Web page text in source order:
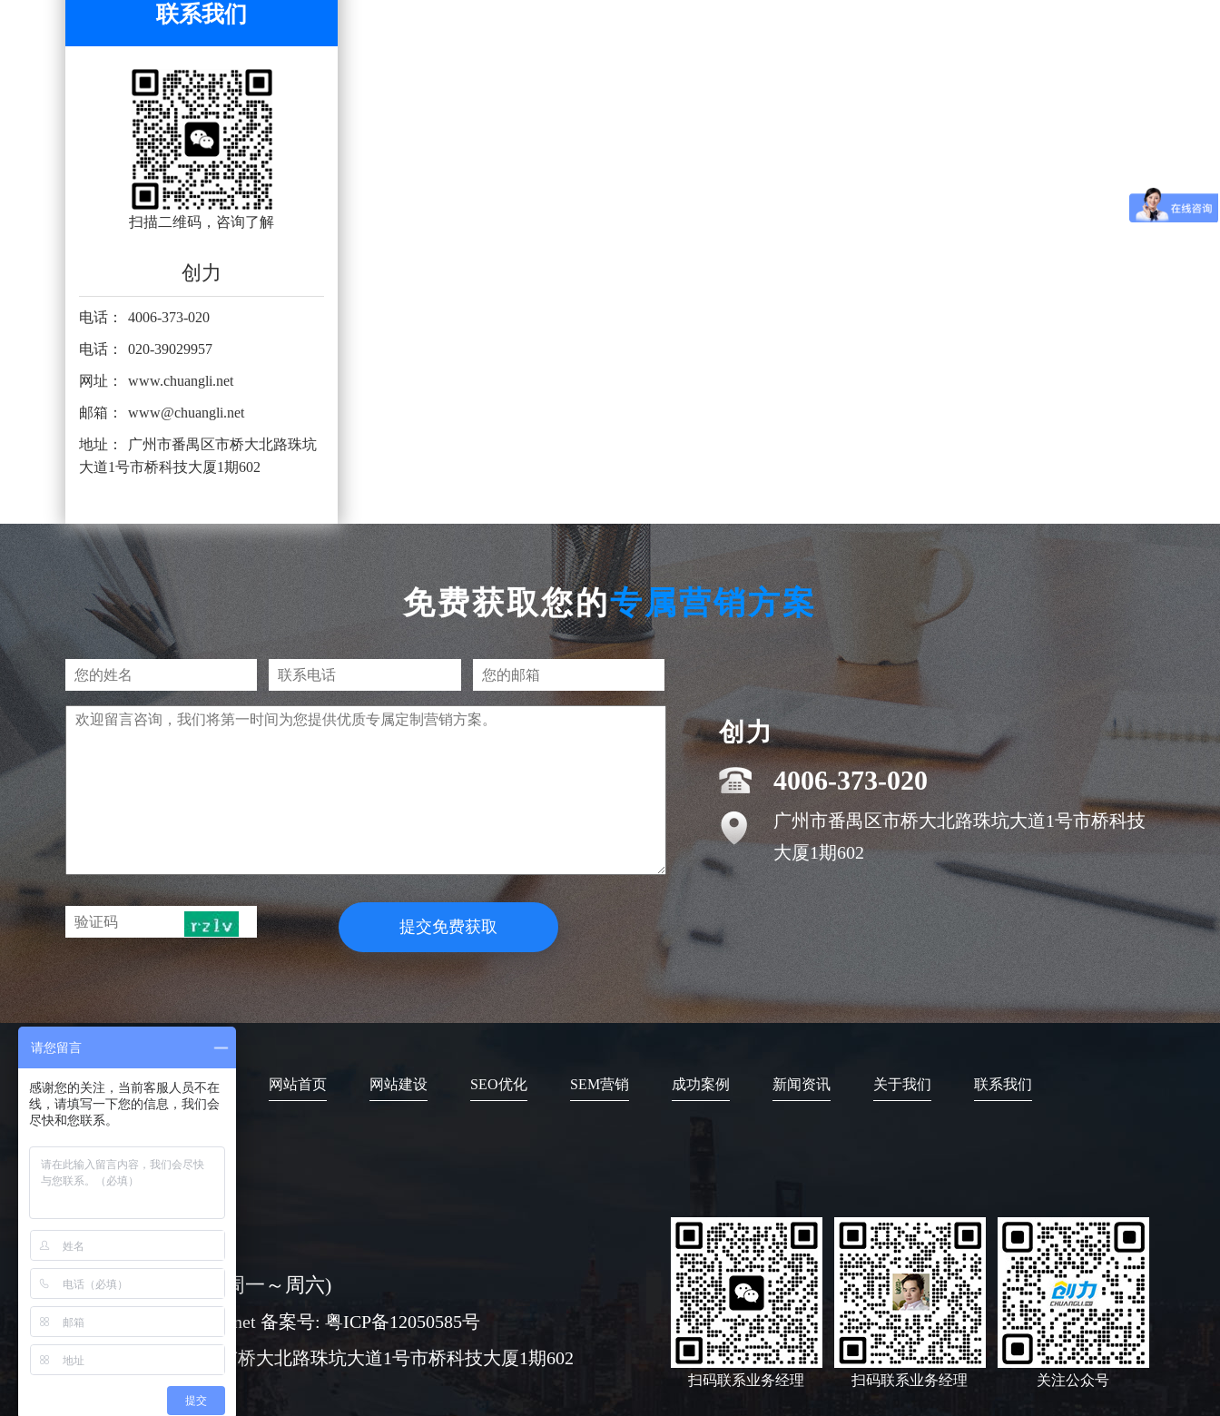
联系我们
扫描二维码，咨询了解
创力
电话： 4006-373-020
电话： 020-39029957
网址： www.chuangli.net
邮箱： www@chuangli.net
地址：
广州市番禺区市桥大北路珠坑
大道1号市桥科技大厦1期602
免费获取您的专属营销方案
提交免费获取
创力
4006-373-020
广州市番禺区市桥大北路珠坑大道1号市桥科技
大厦1期602
网站首页 网站建设 SEO优化 SEM营销 成功案例 新闻资讯 关于我们 联系我们
08:30-18:00 ( 周一～周六)
www@chuangli.net 备案号: 粤ICP备12050585号
广州市番禺区市桥大北路珠坑大道1号市桥科技大厦1期602
关注公众号
扫码联系业务经理
扫码联系业务经理
请您留言
感谢您的关注，当前客服人员不在
线，请填写一下您的信息，我们会
尽快和您联系。
提交